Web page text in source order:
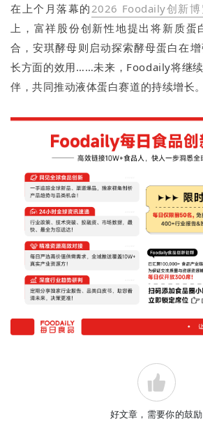
在上个月落幕的 2026 Foodaily创新博
上，富祥股份创新性地提出将新质蛋
合，安琪酵母则启动探索酵母蛋白在
长方面的效用……未来，Foodaily将继
伴，共同推动液体蛋白赛道的持续增长。
好文章，需要你的鼓励